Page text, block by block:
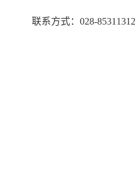
联系方式： 028-85311312